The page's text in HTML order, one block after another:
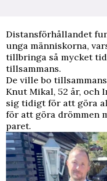
Distansförhållandet
unga människorna,
tillbringa så mycket
tillsammans.
De ville bo
Knut Mikal, 52 år, och
sig tidigt för att göra
för att göra drömmen
paret.